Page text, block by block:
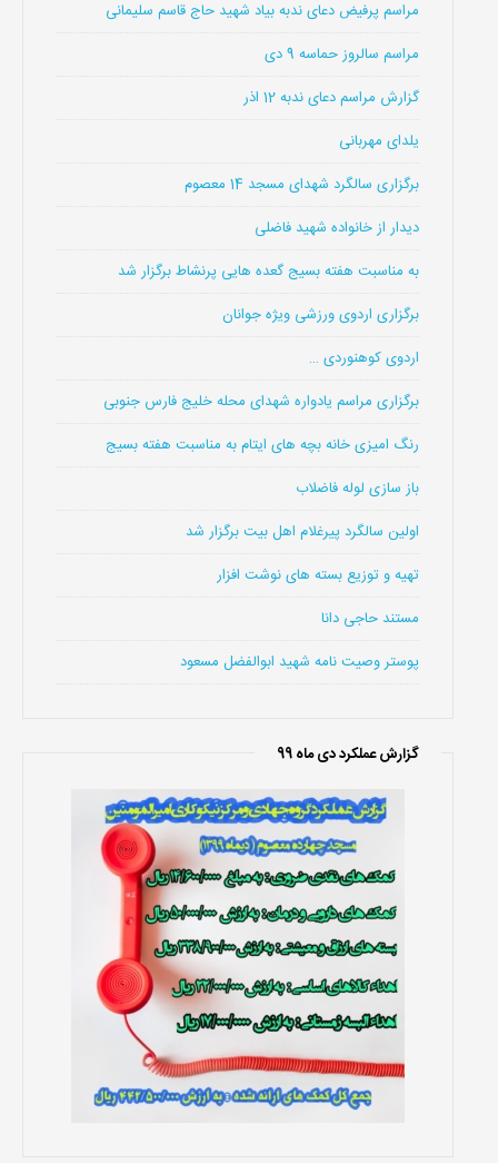
مراسم پرفیض دعای ندبه بیاد شهید حاج قاسم سلیمانی
مراسم سالروز حماسه 9 دی
گزارش مراسم دعای ندبه 12 اذر
یلدای مهربانی
برگزاری سالگرد شهدای مسجد 14 معصوم
دیدار از خانواده شهید فاضلی
به مناسبت هفته بسیج گعده هایی پرنشاط برگزار شد
برگزاری اردوی ورزشی ویژه جوانان
اردوی کوهنوردی …
برگزاری مراسم یادواره شهدای محله خلیج فارس جنوبی
رنگ امیزی خانه بچه های ایتام به مناسبت هفته بسیج
باز سازی لوله فاضلاب
اولین سالگرد پیرغلام اهل بیت برگزار شد
تهیه و توزیع بسته های نوشت افزار
مستند حاجی دانا
پوستر وصیت نامه شهید ابوالفضل مسعود
گزارش عملکرد دی ماه 99